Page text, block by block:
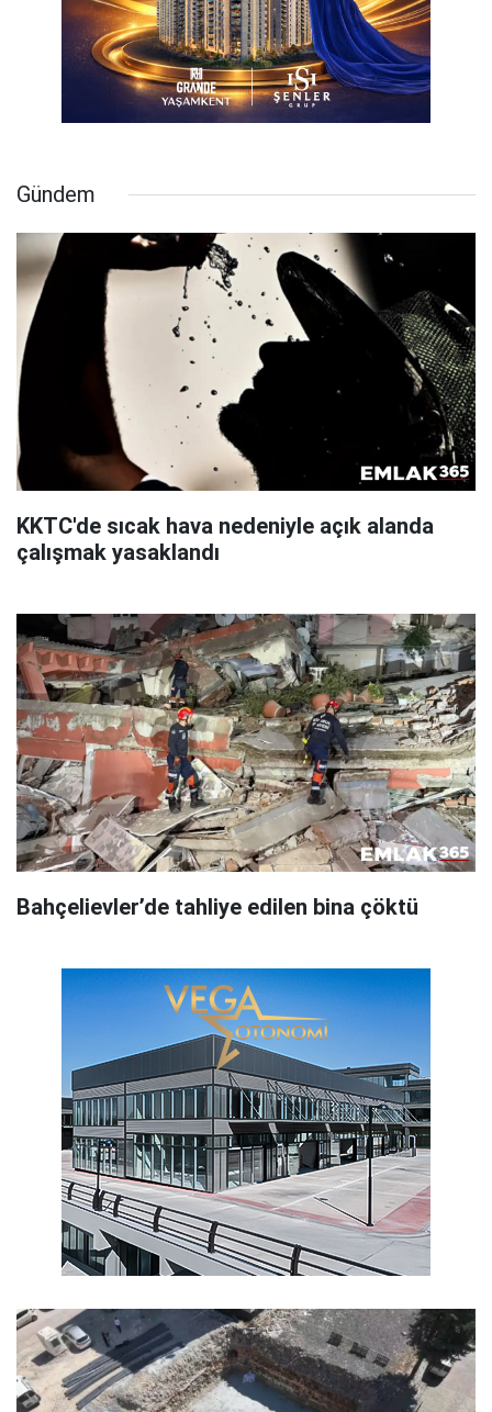
Gündem
KKTC'de sıcak hava nedeniyle açık alanda
çalışmak yasaklandı
Bahçelievler’de tahliye edilen bina çöktü